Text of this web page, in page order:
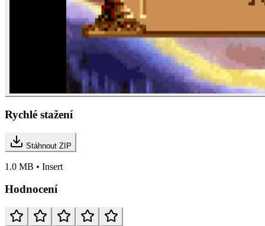
Rychlé stažení
Stáhnout ZIP
1.0 MB • Insert
Hodnocení